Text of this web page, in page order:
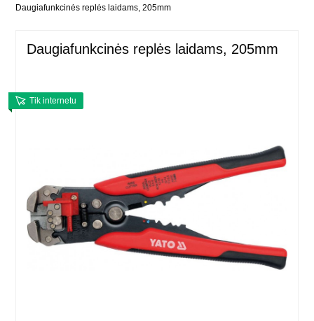
Daugiafunkcinės replės laidams, 205mm
Daugiafunkcinės replės laidams, 205mm
Tik internetu